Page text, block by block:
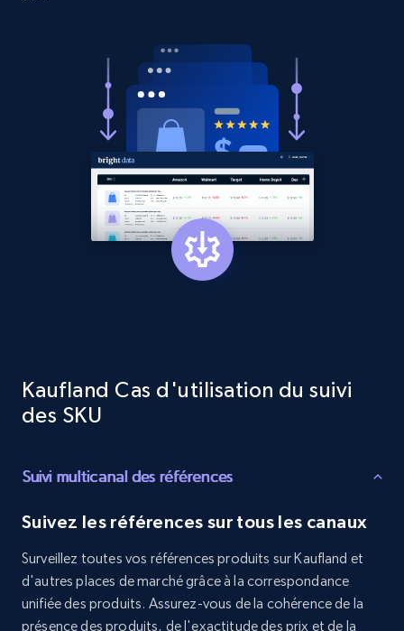
specified keywords
URL, Product id, Title, Product description,
Rating, Reviews count, Initial price, Discount,
and more.
1.3K+ Commencer
Target - Discover products by category url
URL, Product id, Title, Product description,
UPC
Rating, Reviews count, Initial price, Discount,
1.3K+ 175+ Commencer
Kaufland Cas d'utilisation du suivi
des SKU
Suivi multicanal des références
Suivez les références sur tous les canaux
Surveillez toutes vos références produits sur Kaufland et
d'autres places de marché grâce à la correspondance
unifiée des produits. Assurez-vous de la cohérence de la
présence des produits, de l'exactitude des prix et de la